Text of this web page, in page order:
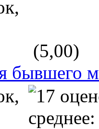
(5,00)
бывшего